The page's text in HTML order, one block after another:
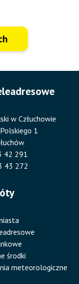
w Człuchowie
1
42 291
43 272
środki
meteorologiczne